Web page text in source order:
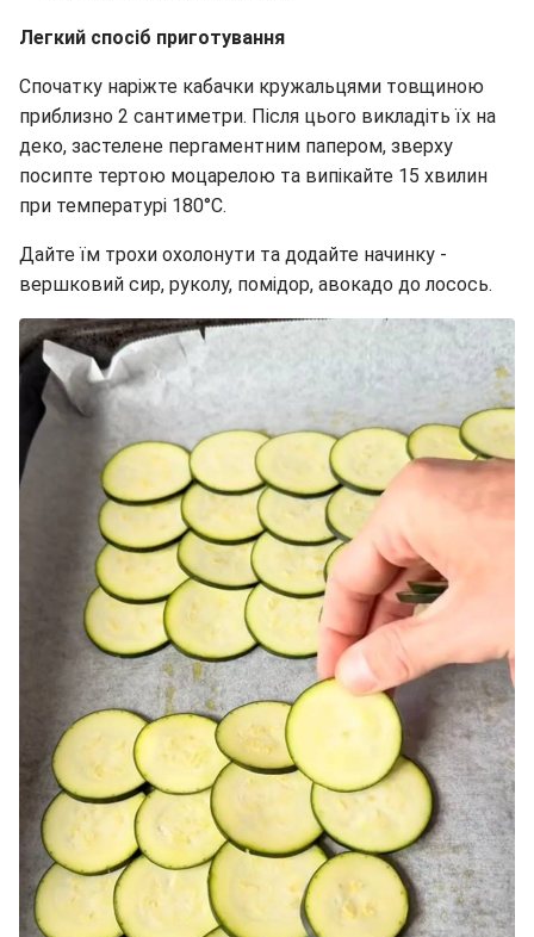
Легкий спосіб приготування
Спочатку наріжте кабачки кружальцями товщиною
приблизно 2 сантиметри. Після цього викладіть їх на
деко, застелене пергаментним папером, зверху
посипте тертою моцарелою та випікайте 15 хвилин
при температурі 180°C.
Дайте їм трохи охолонути та додайте начинку -
вершковий сир, руколу, помідор, авокадо до лосось.